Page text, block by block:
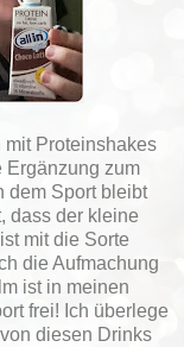
Proteinshakes
Ergänzung zum
dem Sport bleibt
dass der kleine
mit die Sorte
die Aufmachung
ist in meinen
frei! Ich überlege
diesen Drinks